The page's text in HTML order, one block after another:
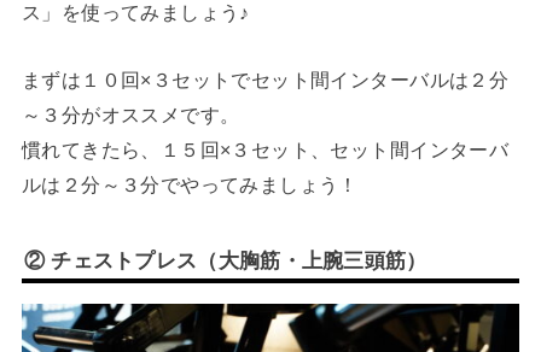
ス」を使ってみましょう♪
まずは１０回×３セットでセット間インターバルは２分
～３分がオススメです。
慣れてきたら、１５回×３セット、セット間インターバ
ルは２分～３分でやってみましょう！
② チェストプレス（大胸筋・上腕三頭筋）